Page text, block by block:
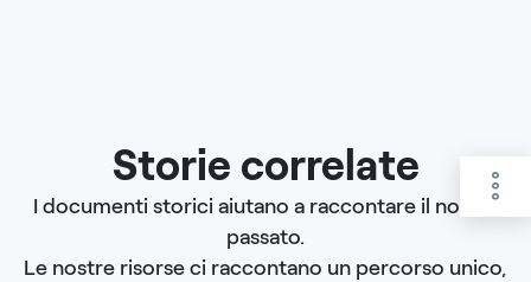
Storie correlate
I documenti storici aiutano a raccontare il nostro
passato.
Le nostre risorse ci raccontano un percorso unico,